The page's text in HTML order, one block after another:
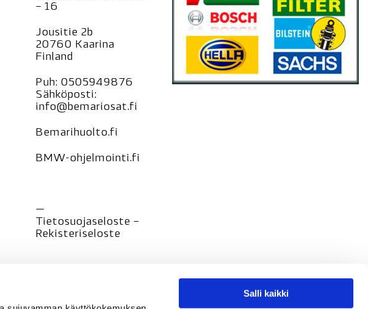
Salli kaikki
– 16
Jousitie 2b
20760 Kaarina
Finland
Puh: 0505949876
Sähköposti:
info@bemariosat.fi
Bemarihuolto.fi
BMW-ohjelmointi.fi
—
Tietosuojaseloste –
Rekisteriseloste